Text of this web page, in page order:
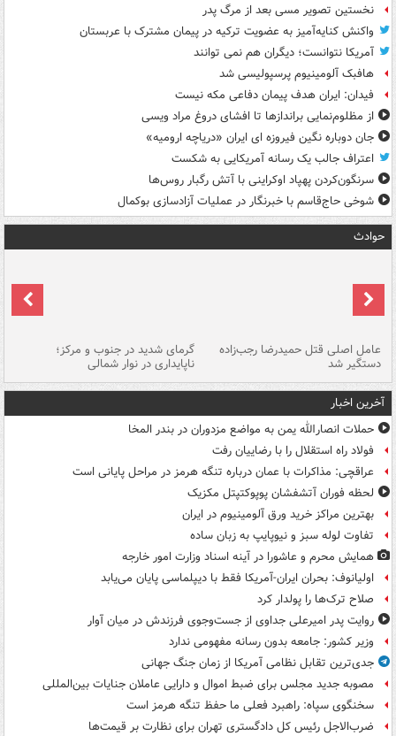
نخستین تصویر مسی بعد از مرگ پدر
واکنش کنایه‌آمیز به عضویت ترکیه در پیمان مشترک با عربستان
آمریکا نتوانست؛ دیگران هم نمی توانند
هافبک آلومینیوم پرسپولیسی شد
فیدان: ایران هدف پیمان دفاعی مکه نیست
از مظلوم‌نمایی براندازها تا افشای دروغ مراد ویسی
جان دوباره نگین فیروزه ای ایران «دریاچه ارومیه»
اعتراف جالب یک رسانه آمریکایی به شکست
سرنگون‌کردن پهپاد اوکراینی با آتش رگبار روس‌ها
شوخی حاج‌قاسم با خبرنگار در عملیات آزادسازی بوکمال
حوادث
عامل اصلی قتل حمیدرضا رجب‌زاده
دستگیر شد
گرمای شدید در جنوب و مرکز؛
ناپایداری در نوار شمالی
آخرین اخبار
حملات انصارالله یمن به مواضع مزدوران در بندر المخا
فولاد راه استقلال را با رضاییان رفت
عراقچی: مذاکرات با عمان درباره تنگه هرمز در مراحل پایانی است
لحظه فوران آتشفشان پوپوکتپتل مکزیک
بهترین مراکز خرید ورق آلومینیوم در ایران
تفاوت لوله سبز و نیوپایپ به زبان ساده
همایش محرم و عاشورا در آینه اسناد وزارت امور خارجه
اولیانوف: بحران ایران-آمریکا فقط با دیپلماسی پایان می‌یابد
صلاح ترک‌ها را پولدار کرد
روایت پدر امیرعلی جداوی از جست‌وجوی فرزندش در میان آوار
وزیر کشور: جامعه بدون رسانه مفهومی ندارد
جدی‌ترین تقابل نظامی آمریکا از زمان جنگ جهانی
مصوبه جدید مجلس برای ضبط اموال و دارایی عاملان جنایات بین‌المللی
سخنگوی سپاه: راهبرد فعلی ما حفظ تنگه هرمز است
ضرب‌الاجل رئیس کل دادگستری تهران برای نظارت بر قیمت‌ها